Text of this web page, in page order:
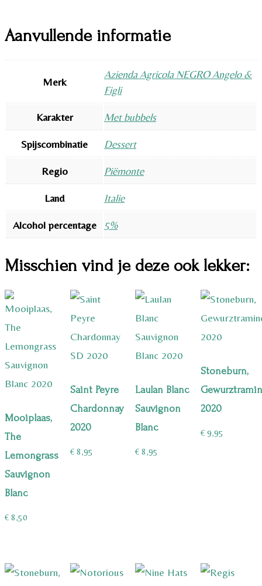
Aanvullende informatie
Merk
Azienda Agricola NEGRO Angelo &
Figli
Karakter Met bubbels
Spijscombinatie Dessert
Regio Piëmonte
Land Italie
Alcohol percentage 5%
Misschien vind je deze ook lekker:
Mooiplaas,
The
Lemongrass
Sauvignon
Blanc
€ 8,50
Saint Peyre
Chardonnay
2020
€8,95
Laulan Blanc
Sauvignon
Blanc
€ 8,95
Stoneburn,
2020
€9,95